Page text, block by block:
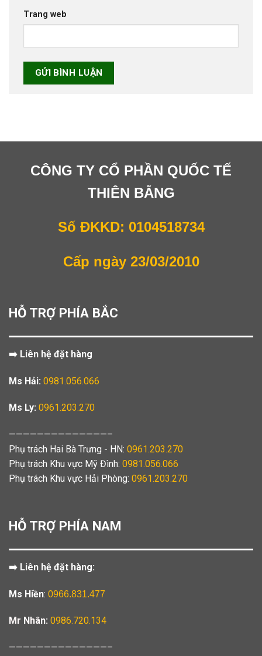
Trang web
CÔNG TY CỔ PHẦN QUỐC TẾ
THIÊN BẰNG
Số ĐKKD: 0104518734
Cấp ngày 23/03/2010
HỖ TRỢ PHÍA BẮC
➡️ Liên hệ đặt hàng
Ms Hải: 0981.056.066
Ms Ly: 0961.203.270
——————————————–
Phụ trách Hai Bà Trưng - HN: 0961.203.270
Phụ trách Khu vực Mỹ Đình: 0981.056.066
Phụ trách Khu vực Hải Phòng: 0961.203.270
HỖ TRỢ PHÍA NAM
➡️ Liên hệ đặt hàng:
Ms Hiền: 0966.831.477
Mr Nhân: 0986.720.134
——————————————–